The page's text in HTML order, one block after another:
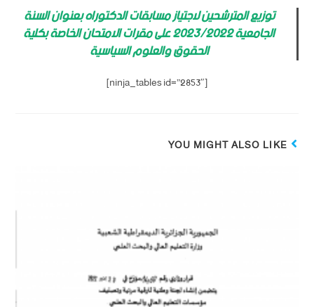
توزيع المترشحين لاجتياز مسابقات الدكتوراه بعنوان السنة
الجامعية 2023/2022 على مقرات الامتحان الخاصة بكلية
الحقوق والعلوم السياسية
[ninja_tables id=”2853″]
YOU MIGHT ALSO LIKE